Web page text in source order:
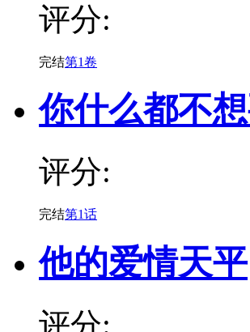
评分:
完结第1卷
你什么都不
评分:
完结第1话
他的爱情天平
评分: